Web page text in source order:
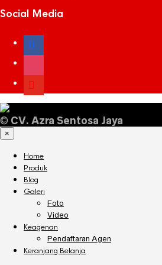
Social Media
facebook
instagram
youtube
© CV. Azra Sentosa Jaya
×
Home
Produk
Blog
Galeri
Foto
Video
Keagenan
Pendaftaran Agen
Keranjang Belanja